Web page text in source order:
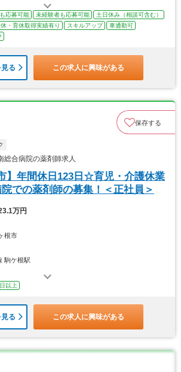
応募可能 未経験者も応募可能
土日休み（相談可含む）
休・育休取得実績有り スキルアップ
車通勤可
る この求人に興味がある
保存する
合病院の薬剤師求人
】年間休日123日☆育児・介護休業
での薬剤師の募集！＜正社員＞
万円
根市
駒ケ根駅
以上
る この求人に興味がある